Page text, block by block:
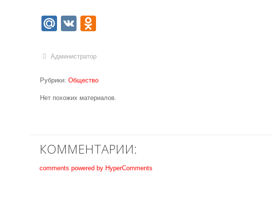
Mail.Ru
VK
Администратор
Рубрики: Общество
Нет похожих материалов.
КОММЕНТАРИИ:
comments powered by HyperComments